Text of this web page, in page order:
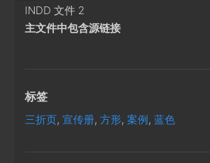
INDD 文件 2
主文件中包含源链接
标签
三折页, 宣传册, 方形, 案例, 蓝色